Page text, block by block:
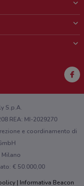
S.p.A.
REA: MI-2029270
e coordinamento di
Milano
€ 50.000,00
Informativa Beacon